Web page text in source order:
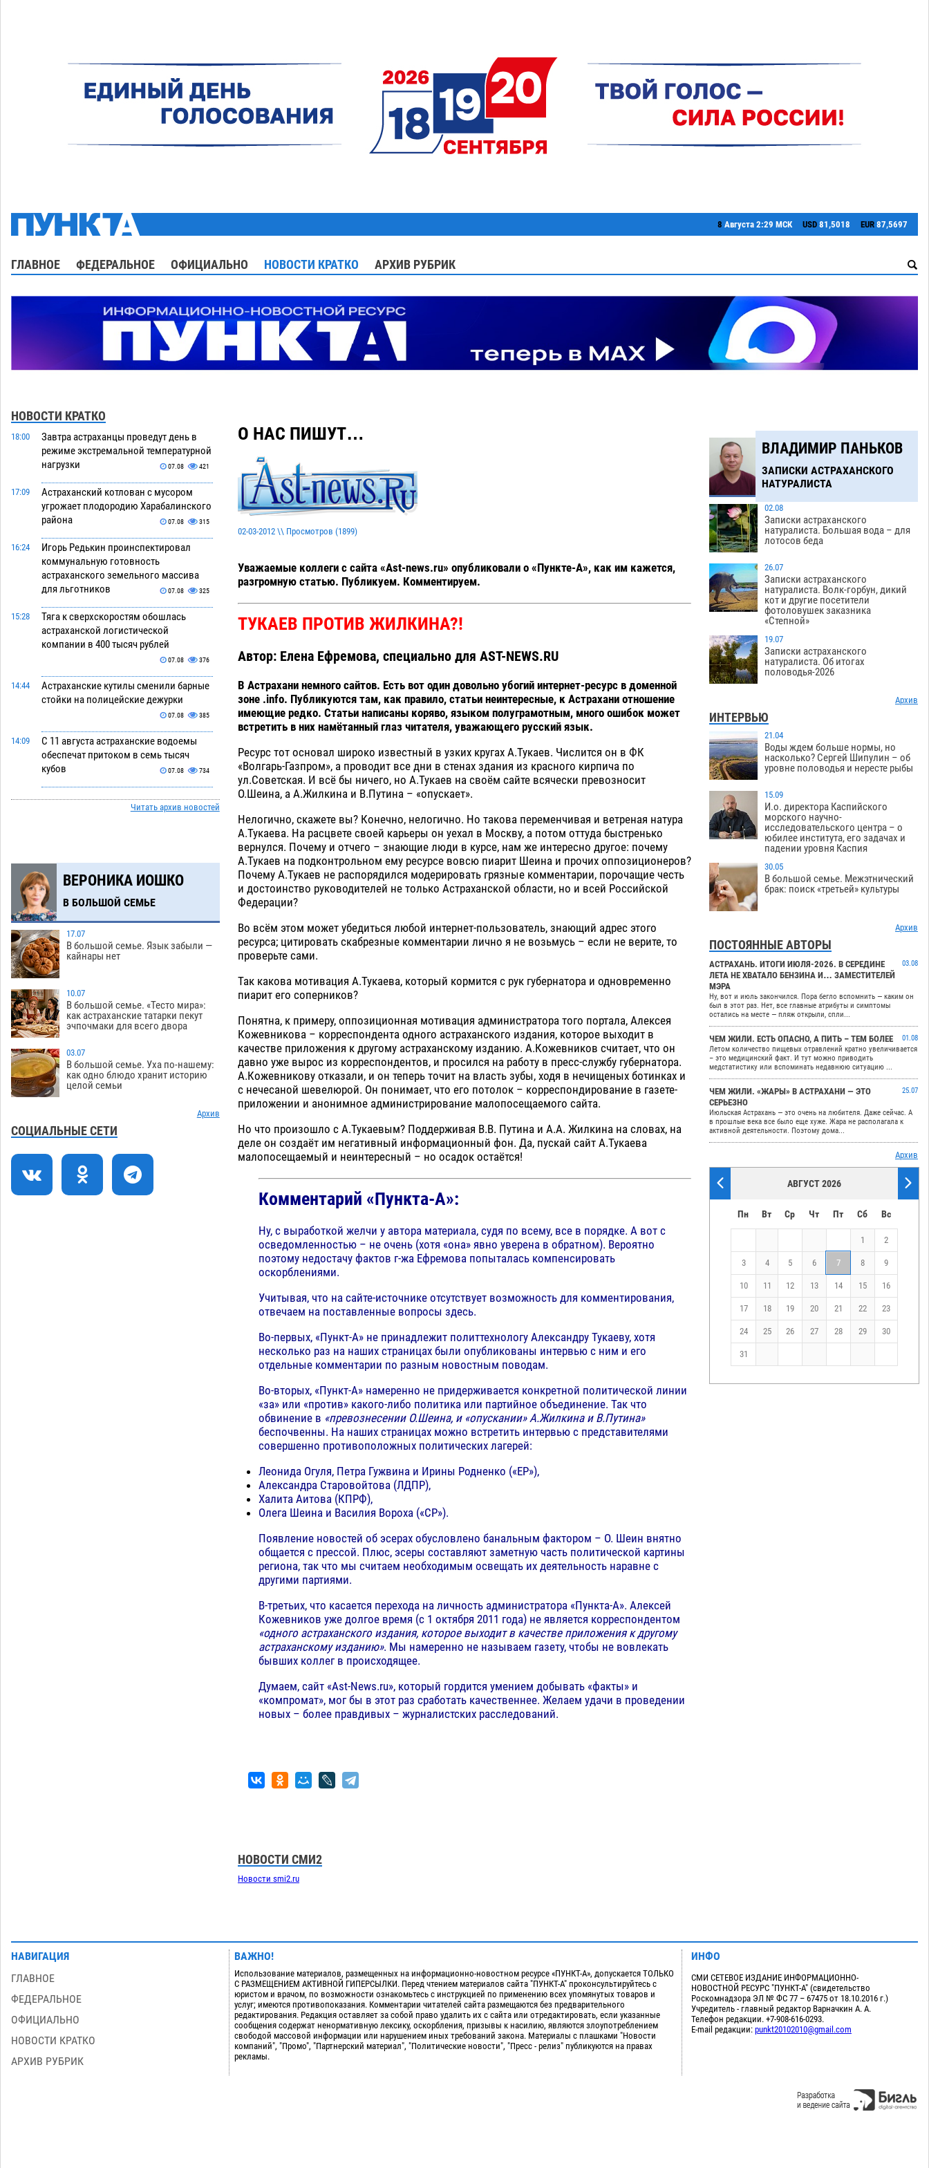
8 Августа 2:29 МСК USD 81,5018 EUR 87,5697
ГЛАВНОЕ ФЕДЕРАЛЬНОЕ ОФИЦИАЛЬНО НОВОСТИ КРАТКО АРХИВ РУБРИК
НОВОСТИ КРАТКО
18:00
Завтра астраханцы проведут день в
режиме экстремальной температурной
нагрузки
07.08 421
17:09
Астраханский котлован с мусором
угрожает плодородию Харабалинского
района
07.08 315
16:24
Игорь Редькин проинспектировал
коммунальную готовность
астраханского земельного массива
для льготников
07.08 325
15:28
Тяга к сверхскоростям обошлась
астраханской логистической
компании в 400 тысяч рублей
07.08 376
14:44
Астраханские кутилы сменили барные
стойки на полицейские дежурки
07.08 385
14:09
С 11 августа астраханские водоемы
обеспечат притоком в семь тысяч
кубов
07.08 734
Астраханский аэропорт попробует
отбиться от ворон в апелляционном
древнюю помойку
11:58
В Астрахани подросток угнал
мотоцикл и похитил чужие мобильник
с банковскими картами
07.08 360
11:20
Астраханцев ждут на парковом газоне
с призами и эрмитажными котами
10:43
Астраханский суд встал на сторону
МЧС в споре за возврат униформы
07.08
10:02
На Всероссийской Спартакиаде
астраханские гандболисты уступили
казанским «драконам»
Краснодарской в Астрахани
08:47
Астраханский суд оценил четыре удара
по голове полицейского в сто тысяч
рублей
Читать архив новостей
ВЕРОНИКА ИОШКО
В БОЛЬШОЙ СЕМЬЕ
17.07
В большой семье. Язык забыли —
кайнары нет
10.07
В большой семье. «Тесто мира»:
как астраханские татарки пекут
эчпочмаки для всего двора
03.07
В большой семье. Уха по-нашему:
как одно блюдо хранит историю
целой семьи
Архив
СОЦИАЛЬНЫЕ СЕТИ
О НАС ПИШУТ…
02-03-2012 \\ Просмотров (1899)
Уважаемые коллеги с сайта «Ast-news.ru» опубликовали о «Пункте-А», как им кажется,
разгромную статью. Публикуем. Комментируем.
ТУКАЕВ ПРОТИВ ЖИЛКИНА?!
Автор: Елена Ефремова, специально для AST-NEWS.RU
В Астрахани немного сайтов. Есть вот один довольно убогий интернет-ресурс в доменной
зоне .info. Публикуются там, как правило, статьи неинтересные, к Астрахани отношение
имеющие редко. Статьи написаны коряво, языком полуграмотным, много ошибок может
встретить в них намётанный глаз читателя, уважающего русский язык.
Ресурс тот основал широко известный в узких кругах А.Тукаев. Числится он в ФК
«Волгарь-Газпром», а проводит все дни в стенах здания из красного кирпича по
ул.Советская. И всё бы ничего, но А.Тукаев на своём сайте всячески превозносит
О.Шеина, а А.Жилкина и В.Путина – «опускает».
Нелогично, скажете вы? Конечно, нелогично. Но такова переменчивая и ветреная натура
А.Тукаева. На расцвете своей карьеры он уехал в Москву, а потом оттуда быстренько
вернулся. Почему и отчего – знающие люди в курсе, нам же интересно другое: почему
А.Тукаев на подконтрольном ему ресурсе вовсю пиарит Шеина и прочих оппозиционеров?
Почему А.Тукаев не распорядился модерировать грязные комментарии, порочащие честь
и достоинство руководителей не только Астраханской области, но и всей Российской
Федерации?
Во всём этом может убедиться любой интернет-пользователь, знающий адрес этого
ресурса; цитировать скабрезные комментарии лично я не возьмусь – если не верите, то
проверьте сами.
Так какова мотивация А.Тукаева, который кормится с рук губернатора и одновременно
пиарит его соперников?
Понятна, к примеру, оппозиционная мотивация администратора того портала, Алексея
Кожевникова – корреспондента одного астраханского издания, которое выходит в
качестве приложения к другому астраханскому изданию. А.Кожевников считает, что он
давно уже вырос из корреспондентов, и просился на работу в пресс-службу губернатора.
А.Кожевникову отказали, и он теперь точит на власть зубы, ходя в нечищеных ботинках и
с нечесаной шевелюрой. Он понимает, что его потолок – корреспондирование в газете-
приложении и анонимное администрирование малопосещаемого сайта.
Но что произошло с А.Тукаевым? Поддерживая В.В. Путина и А.А. Жилкина на словах, на
деле он создаёт им негативный информационный фон. Да, пускай сайт А.Тукаева
малопосещаемый и неинтересный – но осадок остаётся!
Комментарий «Пункта-А»:
Ну, с выработкой желчи у автора материала, судя по всему, все в порядке. А вот с
осведомленностью – не очень (хотя «она» явно уверена в обратном). Вероятно
поэтому недостачу фактов г-жа Ефремова попыталась компенсировать
оскорблениями.
Учитывая, что на сайте-источнике отсутствует возможность для комментирования,
отвечаем на поставленные вопросы здесь.
Во-первых, «Пункт-А» не принадлежит политтехнологу Александру Тукаеву, хотя
несколько раз на наших страницах были опубликованы интервью с ним и его
отдельные комментарии по разным новостным поводам.
Во-вторых, «Пункт-А» намеренно не придерживается конкретной политической линии
«за» или «против» какого-либо политика или партийное объединение. Так что
обвинение в «превознесении О.Шеина, и «опускании» А.Жилкина и В.Путина»
беспочвенны. На наших страницах можно встретить интервью с представителями
совершенно противоположных политических лагерей:
Леонида Огуля, Петра Гужвина и Ирины Родненко («ЕР»),
Александра Старовойтова (ЛДПР),
Халита Аитова (КПРФ),
Олега Шеина и Василия Вороха («СР»).
Появление новостей об эсерах обусловлено банальным фактором – О. Шеин внятно
общается с прессой. Плюс, эсеры составляют заметную часть политической картины
региона, так что мы считаем необходимым освещать их деятельность наравне с
другими партиями.
В-третьих, что касается перехода на личность администратора «Пункта-А». Алексей
Кожевников уже долгое время (с 1 октября 2011 года) не является корреспондентом
«одного астраханского издания, которое выходит в качестве приложения к другому
астраханскому изданию». Мы намеренно не называем газету, чтобы не вовлекать
бывших коллег в происходящее.
Думаем, сайт «Ast-News.ru», который гордится умением добывать «факты» и
«компромат», мог бы в этот раз сработать качественнее. Желаем удачи в проведении
новых – более правдивых – журналистских расследований.
НОВОСТИ СМИ2
Новости smi2.ru
ВЛАДИМИР ПАНЬКОВ
ЗАПИСКИ АСТРАХАНСКОГО
НАТУРАЛИСТА
02.08
Записки астраханского
натуралиста. Большая вода – для
лотосов беда
26.07
Записки астраханского
натуралиста. Волк-горбун, дикий
кот и другие посетители
фотоловушек заказника
«Степной»
19.07
Записки астраханского
натуралиста. Об итогах
половодья-2026
Архив
ИНТЕРВЬЮ
21.04
Воды ждем больше нормы, но
насколько? Сергей Шипулин – об
уровне половодья и нересте рыбы
15.09
И.о. директора Каспийского
морского научно-
исследовательского центра – о
юбилее института, его задачах и
падении уровня Каспия
30.05
В большой семье. Межэтнический
брак: поиск «третьей» культуры
Архив
ПОСТОЯННЫЕ АВТОРЫ
АСТРАХАНЬ. ИТОГИ ИЮЛЯ-2026. В СЕРЕДИНЕ
ЛЕТА НЕ ХВАТАЛО БЕНЗИНА И… ЗАМЕСТИТЕЛЕЙ
МЭРА
03.08
Ну, вот и июль закончился. Пора бегло вспомнить — каким он
был в этот раз. Нет, все главные атрибуты и симптомы
остались на месте — пляж открыли, спли...
ЧЕМ ЖИЛИ. ЕСТЬ ОПАСНО, А ПИТЬ – ТЕМ БОЛЕЕ
01.08
Летом количество пищевых отравлений кратно увеличивается
– это медицинский факт. И тут можно приводить
медстатистику или вспоминать недавнюю ситуацию ...
ЧЕМ ЖИЛИ. «ЖАРЫ» В АСТРАХАНИ — ЭТО
СЕРЬЕЗНО
25.07
Июльская Астрахань — это очень на любителя. Даже сейчас. А
в прошлые века все было еще хуже. Жара не располагала к
активной деятельности. Поэтому дома...
Архив
АВГУСТ 2026
Пн Вт Ср Чт Пт Сб Вс
1 2
3 4 5 6 7 8 9
10 11 12 13 14 15 16
17 18 19 20 21 22 23
24 25 26 27 28 29 30
31
НАВИГАЦИЯ
ГЛАВНОЕ
ФЕДЕРАЛЬНОЕ
ОФИЦИАЛЬНО
НОВОСТИ КРАТКО
АРХИВ РУБРИК
ВАЖНО!
Использование материалов, размещенных на информационно-новостном ресурсе «ПУНКТ-А», допускается ТОЛЬКО
С РАЗМЕЩЕНИЕМ АКТИВНОЙ ГИПЕРСЫЛКИ. Перед чтением материалов сайта "ПУНКТ-А" проконсультируйтесь с
юристом и врачом, по возможности ознакомьтесь с инструкцией по применению всех упомянутых товаров и
услуг; имеются противопоказания. Комментарии читателей сайта размещаются без предварительного
редактирования. Редакция оставляет за собой право удалить их с сайта или отредактировать, если указанные
сообщения содержат ненормативную лексику, оскорбления, призывы к насилию, являются злоупотреблением
свободой массовой информации или нарушением иных требований закона. Материалы с плашками "Новости
компаний", "Промо", "Партнерский материал", "Политические новости", "Пресс - релиз" публикуются на правах
рекламы.
ИНФО
СМИ СЕТЕВОЕ ИЗДАНИЕ ИНФОРМАЦИОННО-
НОВОСТНОЙ РЕСУРС "ПУНКТ-А" (свидетельство
Роскомнадзора ЭЛ № ФС 77 – 67475 от 18.10.2016 г.)
Учредитель - главный редактор Варначкин А. А.
Телефон редакции. +7-908-616-0293.
E-mail редакции: punkt20102010@gmail.com